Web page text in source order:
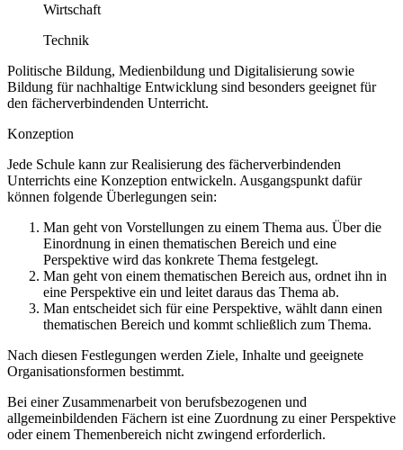
Wirtschaft
Technik
Politische Bildung, Medienbildung und Digitalisierung sowie
Bildung für nachhaltige Entwicklung sind besonders geeignet für
den fächerverbindenden Unterricht.
Konzeption
Jede Schule kann zur Realisierung des fächerverbindenden
Unterrichts eine Konzeption entwickeln. Ausgangspunkt dafür
können folgende Überlegungen sein:
Man geht von Vorstellungen zu einem Thema aus. Über die
Einordnung in einen thematischen Bereich und eine
Perspektive wird das konkrete Thema festgelegt.
Man geht von einem thematischen Bereich aus, ordnet ihn in
eine Perspektive ein und leitet daraus das Thema ab.
Man entscheidet sich für eine Perspektive, wählt dann einen
thematischen Bereich und kommt schließlich zum Thema.
Nach diesen Festlegungen werden Ziele, Inhalte und geeignete
Organisationsformen bestimmt.
Bei einer Zusammenarbeit von berufsbezogenen und
allgemeinbildenden Fächern ist eine Zuordnung zu einer Perspektive
oder einem Themenbereich nicht zwingend erforderlich.